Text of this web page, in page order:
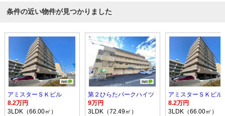
条件の近い物件が見つかりました
アミスターＳＫビル
8.2万円
3LDK（66.00㎡）
第２ひらたパークハイツ
9万円
3LDK（72.49㎡）
アミスターＳＫビル
8.2万円
3LDK（66.00㎡）